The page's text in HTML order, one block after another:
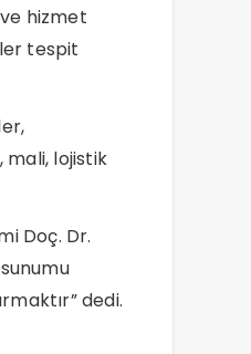
hizmet
tespit
lojistik
Doç. Dr.
dedi.